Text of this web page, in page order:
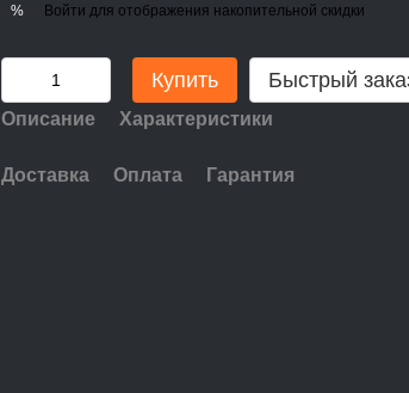
% Войти для отображения накопительной скидки
Купить Быстрый
Описание Характеристики
Доставка Оплата Гарантия